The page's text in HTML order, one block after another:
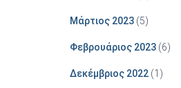
Μάρτιος 2023(5)
Φεβρουάριος 2023(6)
Δεκέμβριος 2022(1)